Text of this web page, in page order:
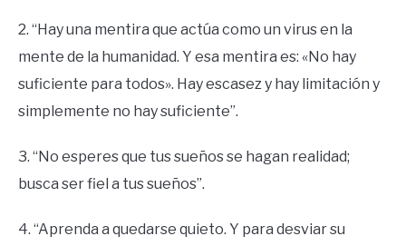
2. “Hay una mentira que actúa como un virus en la
mente de la humanidad. Y esa mentira es: «No hay
suficiente para todos». Hay escasez y hay limitación y
simplemente no hay suficiente”.
3. “No esperes que tus sueños se hagan realidad;
busca ser fiel a tus sueños”.
4. “Aprenda a quedarse quieto. Y para desviar su